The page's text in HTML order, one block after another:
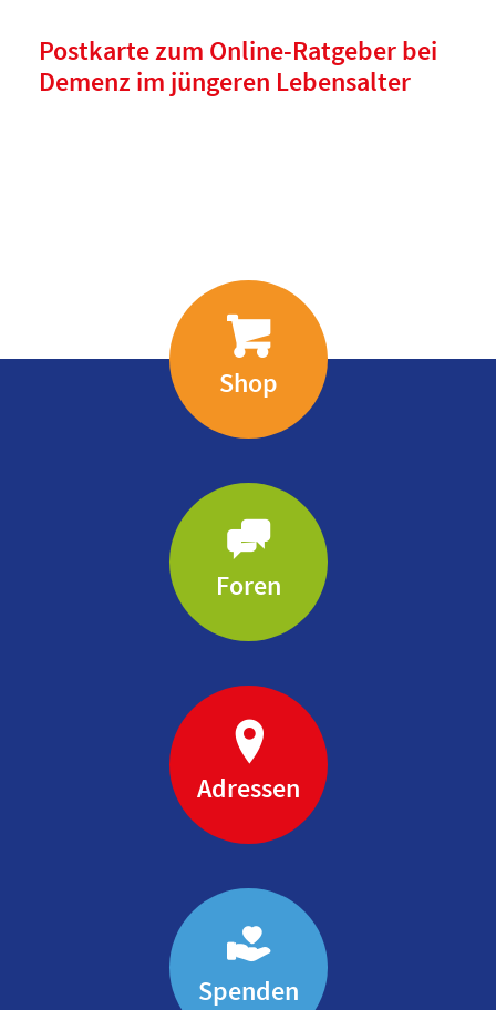
Postkarte zum Online-Ratgeber bei
Demenz im jüngeren Lebensalter
Shop
Foren
Adressen
Spenden